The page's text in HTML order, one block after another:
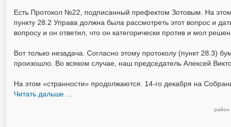
Есть Протокол №22, подписанный префектом Зотовым. На
пункту 28.2 Управа должна была рассмотреть этот вопрос и
вопросу и он ответил, что он категорически против и мол
Вот только незадача. Согласно этому протоколу (пункт 28.3)
произошло. Во всяком случае, наш председатель Алексей
На этом «странности» продолжаются. 14-го декабря на
Читать дальше ...
район